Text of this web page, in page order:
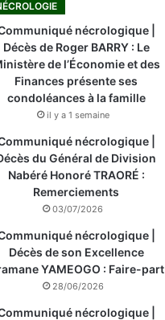
nécrologique |
Décès de Roger BARRY : Le
de l’Économie et des
Finances présente ses
condoléances à la famille
il y a 1 semaine
nécrologique |
du Général de Division
Nabéré Honoré TRAORÉ :
Remerciements
03/07/2026
nécrologique |
Décès de son Excellence
YAMEOGO : Faire-part
28/06/2026
nécrologique |